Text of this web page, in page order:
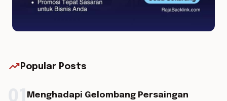
trending_up Popular Posts
Menghadapi Gelombang Persaingan